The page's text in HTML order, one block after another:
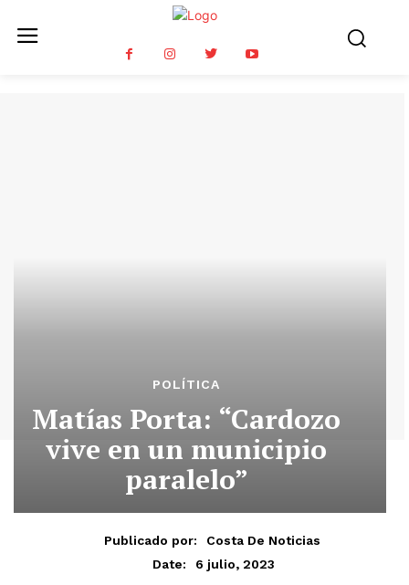
POLÍTICA
Matías Porta: “Cardozo
vive en un municipio
paralelo”
Publicado por:
Costa De Noticias
Date:
6 julio, 2023